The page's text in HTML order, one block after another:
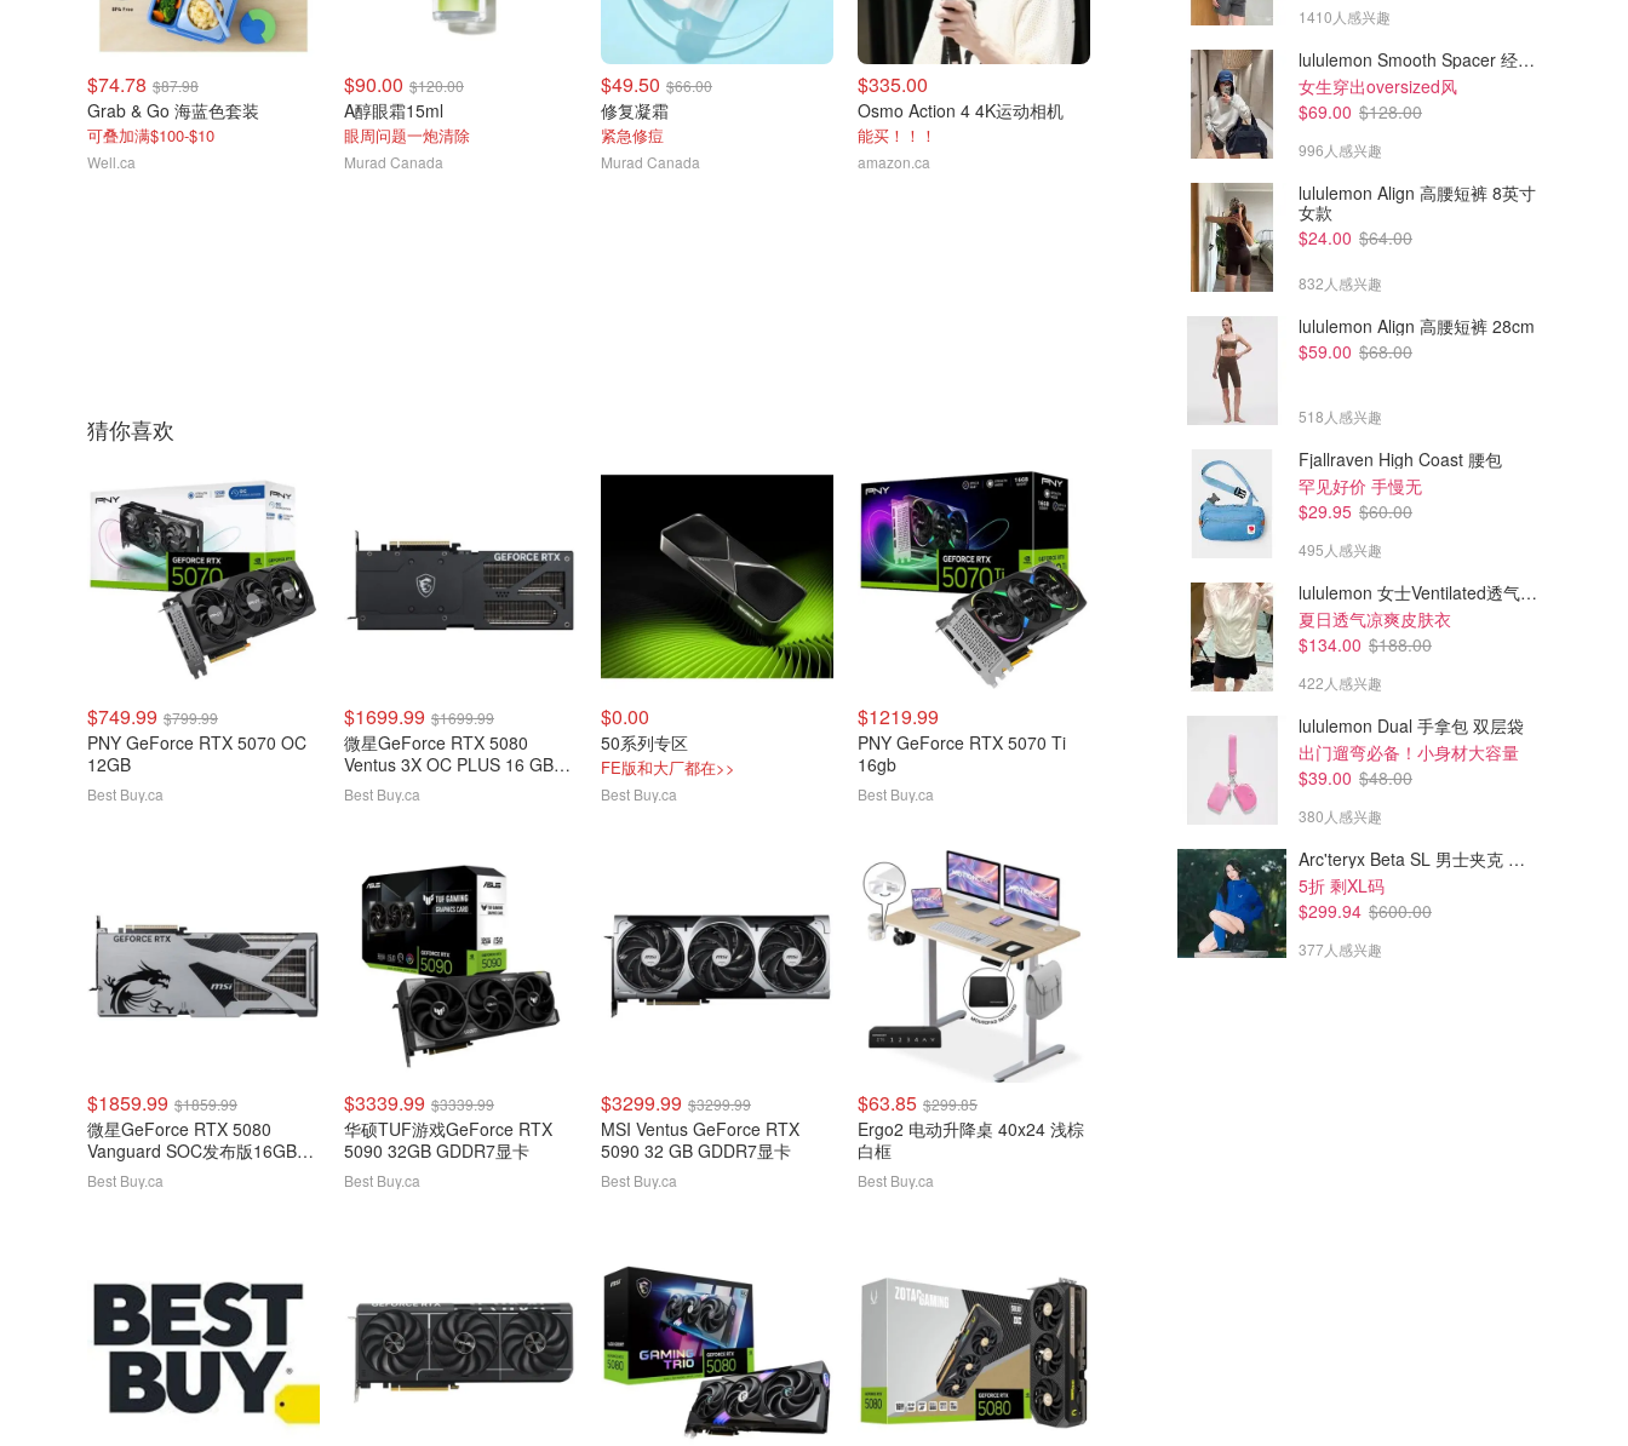
$74.78 $87.98
Grab & Go 海蓝色套装
可叠加满$100-$10
Well.ca
$90.00 $120.00
A醇眼霜15ml
眼周问题一炮清除
Murad Canada
$49.50 $66.00
修复凝霜
紧急修痘
Murad Canada
$335.00
Osmo Action 4 4K运动相机
能买！！！
amazon.ca
$52.98
A4文件袋 30个
降了!之前$14.83
$245.99 $279.99
eufy E330 3合1 摄像+门铃+指
amazon.ca
猜你喜欢
$749.99 $799.99
PNY GeForce RTX 5070 OC
12GB
Best Buy.ca
$1699.99 $1699.99
微星GeForce RTX 5080
Ventus 3X OC PLUS 16 GB
GDDR7视频卡
Best Buy.ca
$0.00
50系列专区
FE版和大厂都在>>
Best Buy.ca
$1219.99
PNY GeForce RTX 5070 Ti
16gb
Best Buy.ca
$1859.99 $1859.99
微星GeForce RTX 5080
Vanguard SOC发布版16GB
GDDR7显卡
Best Buy.ca
$3339.99 $3339.99
华硕TUF游戏GeForce RTX
5090 32GB GDDR7显卡
Best Buy.ca
$3299.99 $3299.99
MSI Ventus GeForce RTX
5090 32 GB GDDR7显卡
Best Buy.ca
$63.85 $299.85
Ergo2 电动升降桌 40x24 浅棕
白框
Best Buy.ca
1410人感兴趣
lululemon Smooth Spacer 经典卫衣
女生穿出oversized风
$69.00 $128.00
996人感兴趣
lululemon Align 高腰短裤 8英寸
女款
$24.00 $64.00
832人感兴趣
lululemon Align 高腰短裤 28cm
$59.00 $68.00
518人感兴趣
Fjallraven High Coast 腰包
罕见好价 手慢无
$29.95 $60.00
495人感兴趣
lululemon 女士Ventilated透气可收纳跑步夹克
夏日透气凉爽皮肤衣
$134.00 $188.00
422人感兴趣
lululemon Dual 手拿包 双层袋
出门遛弯必备！小身材大容量
$39.00 $48.00
380人感兴趣
Arc'teryx Beta SL 男士夹克 黑色
5折 剩XL码
$299.94 $600.00
377人感兴趣